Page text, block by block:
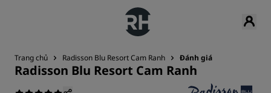
Trang chủ Radisson Blu Resort Cam Ranh Đánh giá
Radisson Blu Resort Cam Ranh